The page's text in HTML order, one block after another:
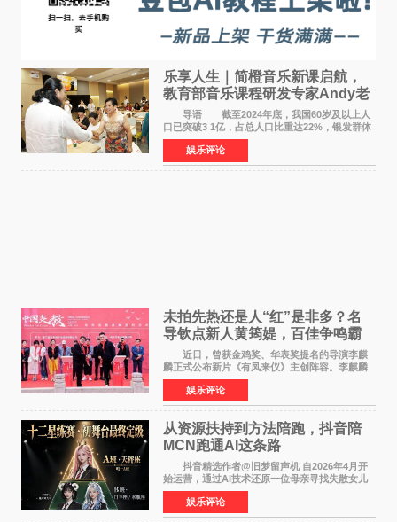
乐享人生｜简橙音乐新课启航，
教育部音乐课程研发专家Andy老
师重磅入驻领航银龄琴声
导语 截至2024年底，我国60岁及以上人
口已突破3 1亿，占总人口比重达22%，银发群体
的精神文化需求日益凸显。2024年1月，国务院办
公厅印发《关于发展银发经济增进老年人福祉的
意见》——这是
娱乐评论
未拍先热还是人“红”是非多？名
导钦点新人黄筠媞，百佳争鸣霸
气回应
近日，曾获金鸡奖、华表奖提名的导演李麒
麟正式公布新片《有凤来仪》主创阵容。李麒麟
早年凭电影《华容道》获得金鸡奖、华表奖提
名，此后长期参与国内外电影制作，其担任制片
人参与的作品亦曾
娱乐评论
从资源扶持到方法陪跑，抖音陪
MCN跑通AI这条路
抖音精选作者@旧梦留声机 自2026年4月开
始运营，通过AI技术还原一位母亲寻找失散女儿
的故事，凭借强情感表达获得大量用户关注，发
布仅21小时便获得超1亿曝光、超1000万互动。
此后，账号持续沿
娱乐评论